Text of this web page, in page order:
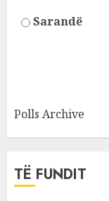
Sarandë
Polls Archive
TË FUNDIT